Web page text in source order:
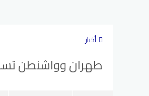
أخبار
طهران وواشنطن